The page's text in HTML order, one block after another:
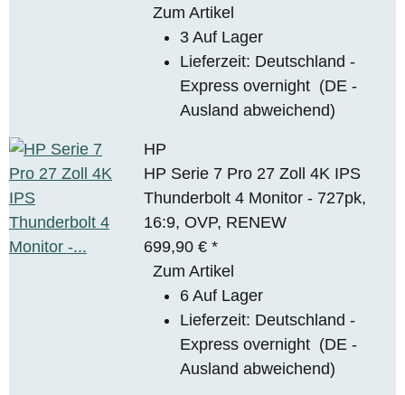
Zum Artikel
3 Auf Lager
Lieferzeit: Deutschland -
Express overnight (DE -
Ausland abweichend)
HP
HP Serie 7 Pro 27 Zoll 4K IPS
Thunderbolt 4 Monitor - 727pk,
16:9, OVP, RENEW
699,90 €*
Zum Artikel
6 Auf Lager
Lieferzeit: Deutschland -
Express overnight (DE -
Ausland abweichend)